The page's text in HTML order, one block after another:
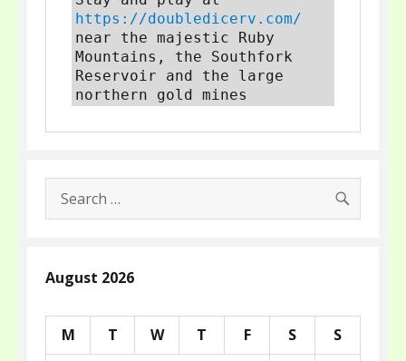
https://doubledicerv.com/
near the majestic Ruby
Mountains, the Southfork
Reservoir and the large
northern gold mines
Search
for:
August 2026
M T W T F S
S